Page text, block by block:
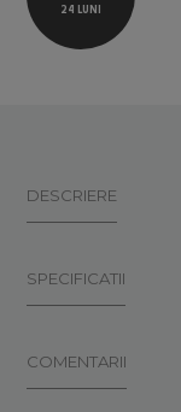
24 LUNI
DESCRIERE
SPECIFICATII
COMENTARII